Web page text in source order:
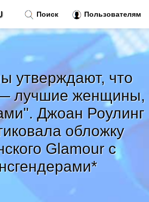
утверждают, что
лучшие женщины,
Джоан Роулинг
обложку
Glamour с
Поиск Пользователям
»